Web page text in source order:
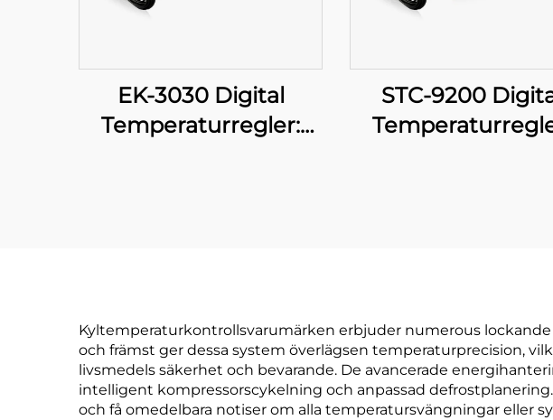
EK-3030 Digital
Temperaturregler:
STC-9200
Kyltemperaturkontrollsvarumärken erbjuder numerous
och främst ger dessa system överlägsen temperaturprecision,
livsmedels säkerhet och bevarande. De avancerade
intelligent kompressorscykelning och anpassad
och få omedelbara notiser om alla temperatursvängningar eller